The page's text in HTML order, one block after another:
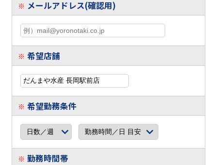
※ メールアドレス(確認用)
※ 希望店舗
※ 希望勤務条件
※ 勤務時間帯